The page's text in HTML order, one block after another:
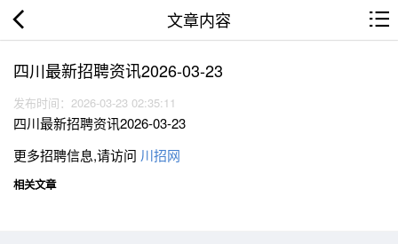
文章内容
四川最新招聘资讯2026-03-23
发布时间：2026-03-23 02:35:11
四川最新招聘资讯2026-03-23
更多招聘信息,请访问 川招网
相关文章